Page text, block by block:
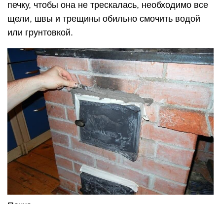
печку, чтобы она не трескалась, необходимо все
щели, швы и трещины обильно смочить водой
или грунтовкой.